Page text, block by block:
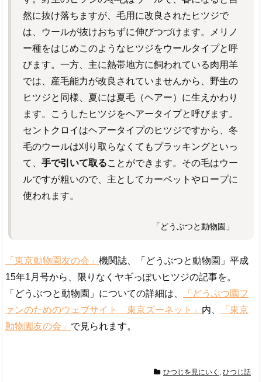
然に抜け落ちますが、毛用に改良されたヒツジで
は、ウールが抜けおちずに伸びつづけます。メリノ
ー種をはじめこのようなヒツジをウールタイプと呼
びます。一方、主に熱帯地方に飼われている肉用羊
では、産毛能力が改良されていませんから、野生の
ヒツジと同様、夏には夏毛（ヘアー）に生えかわり
ます。こうしたヒツジをヘアータイプと呼びます。
セントクロイはヘアータイプのヒツジですから、冬
毛のウールは刈り取らなくてもプラッキングといっ
て、 手で引いて取ることができます。その毛はウー
ルですが粗いので、主としてカーペットやロープに
使われます。
「どうぶつと動物園」
「東京動物園友の会」 機関誌、「どうぶつと動物園」平成
15年1月号から、限りなくヤギっぽいヒツジの記事を。
「どうぶつと動物園」についての詳細は、
「どうぶつ園フ
ァンのためのウェブサイト 東京ズーネット」 内、
「東京
動物園友の会」 で見られます。
ひつじを見にいく ひつじ話